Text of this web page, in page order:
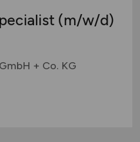
(m/w/d)
+ Co. KG